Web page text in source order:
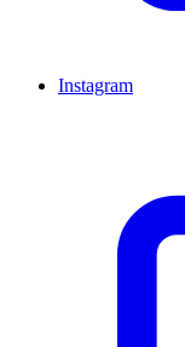
Instagram